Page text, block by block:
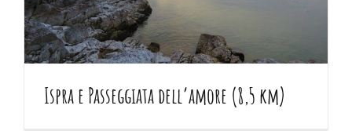
Ispra e Passeggiata dell’amore (8,5 km)